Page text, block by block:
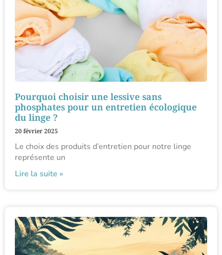
Pourquoi choisir une lessive sans
phosphates pour un entretien écologique
du linge ?
20 février 2025
Le choix des produits d’entretien pour notre linge
représente un
Lire la suite »